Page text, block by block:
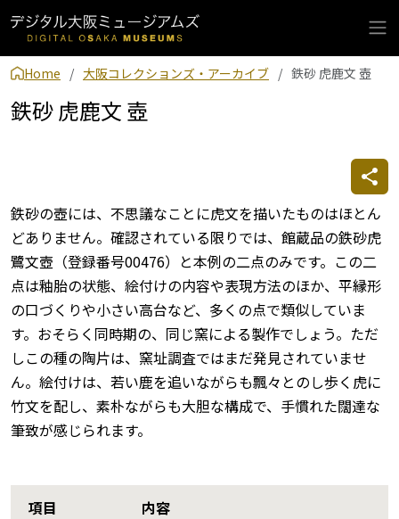
Home 大阪コレクションズ・アーカイブ 鉄砂 虎鹿文 壺
鉄砂 虎鹿文 壺
鉄砂の壺には、不思議なことに虎文を描いたものはほとん
どありません。確認されている限りでは、館蔵品の鉄砂虎
鷺文壺（登録番号00476）と本例の二点のみです。この二
点は釉胎の状態、絵付けの内容や表現方法のほか、平縁形
の口づくりや小さい高台など、多くの点で類似していま
す。おそらく同時期の、同じ窯による製作でしょう。ただ
しこの種の陶片は、窯址調査ではまだ発見されていませ
ん。絵付けは、若い鹿を追いながらも飄々とのし歩く虎に
竹文を配し、素朴ながらも大胆な構成で、手慣れた闊達な
筆致が感じられます。
項目 内容